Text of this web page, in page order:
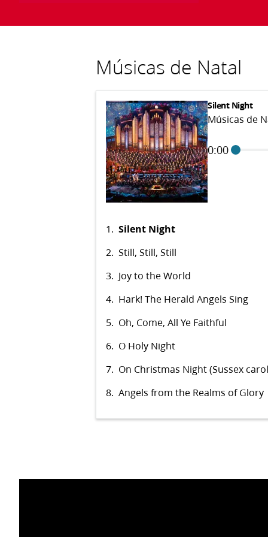
Músicas de Natal
Silent Night
Músicas de
0:00
1. Silent Night
2. Still, Still, Still
3. Joy to the World
4. Hark! The Herald Angels Sing
5. Oh, Come, All Ye Faithful
6. O Holy Night
7. On Christmas Night (Sussex
8. Angels from the Realms of Glory